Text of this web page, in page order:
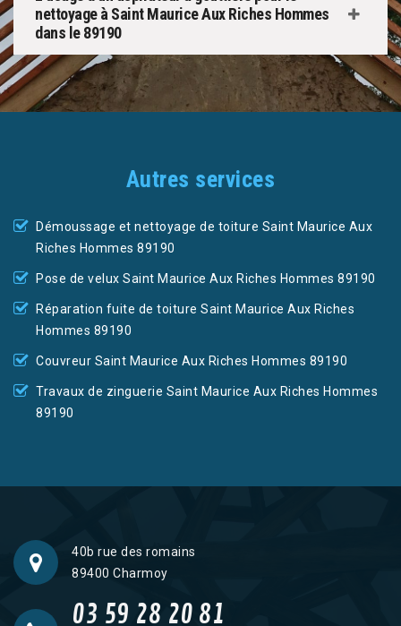
nettoyage à Saint Maurice Aux Riches Hommes
dans le 89190
Autres services
Démoussage et nettoyage de toiture Saint Maurice Aux
Riches Hommes 89190
Pose de velux Saint Maurice Aux Riches Hommes 89190
Réparation fuite de toiture Saint Maurice Aux Riches
Hommes 89190
Couvreur Saint Maurice Aux Riches Hommes 89190
Travaux de zinguerie Saint Maurice Aux Riches Hommes
89190
40b rue des romains
89400 Charmoy
03 59 28 20 81